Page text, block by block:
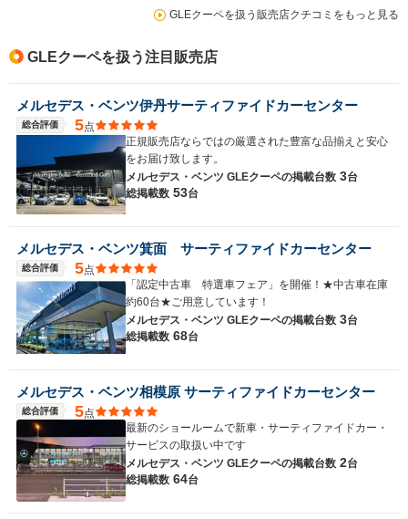
GLEクーペを扱う販売店クチコミをもっと見る
GLEクーペを扱う注目販売店
メルセデス・ベンツ伊丹サーティファイドカーセンター
総合評価 5点
正規販売店ならではの厳選された豊富な品揃えと安心
をお届け致します。
メルセデス・ベンツ GLEクーペの掲載台数 3台
総掲載数 53台
メルセデス・ベンツ箕面 サーティファイドカーセンター
総合評価 5点
「認定中古車 特選車フェア」を開催！★中古車在庫
約60台★ご用意しています！
メルセデス・ベンツ GLEクーペの掲載台数 3台
総掲載数 68台
メルセデス・ベンツ相模原 サーティファイドカーセンター
総合評価 5点
最新のショールームで新車・サーティファイドカー・
サービスの取扱い中です
メルセデス・ベンツ GLEクーペの掲載台数 2台
総掲載数 64台